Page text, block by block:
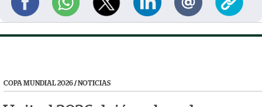
COPA MUNDIAL 2026/NOTICIAS